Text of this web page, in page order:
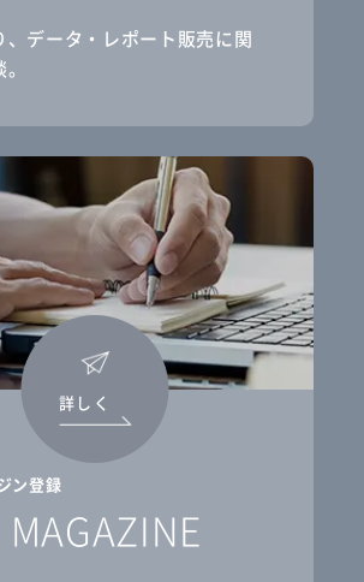
、データ・レポート販売に関
ン登録
詳しく